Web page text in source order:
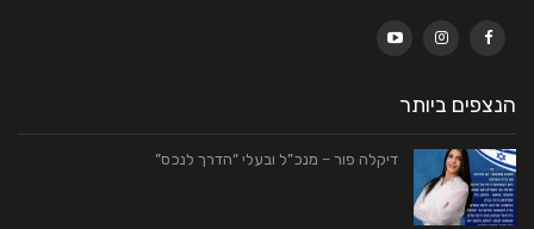
הנצפים ביותר
דיקלה פור – מנכ”ל ובעלי “הדרך לנכס”